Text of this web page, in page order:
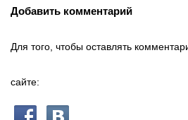
Добавить комментарий
Для того, чтобы оставлять
сайте: